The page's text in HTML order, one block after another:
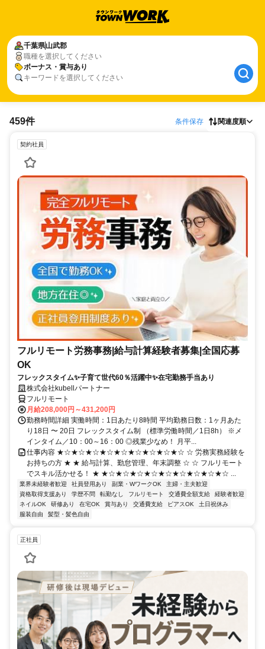
千葉県山武郡
職種を選択してください
ボーナス・賞与あり
キーワードを選択してください
459件 条件保存 関連度順
契約社員
フルリモート労務事務|給与計算経験者募集|全国応募
OK
フレックスタイム✨子育て世代60％活躍中✨在宅勤務手当あり
株式会社kubellパートナー
フルリモート
月給208,000円～431,200円
勤務時間詳細 実働時間：1日あたり8時間 平均勤務日数：1ヶ月あた
り18日 〜 20日 フレックスタイム制 （標準労働時間／1日8h） ※メ
インタイム／10：00～16：00 ◎残業少なめ！ 月平...
仕事内容 ★☆★☆★☆★☆★☆★☆★☆★☆★☆ ☆ 労務実務経験を
お持ちの方 ★ ★ 給与計算、勤怠管理、年末調整 ☆ ☆ フルリモート
でスキル活かせる！ ★ ★☆★☆★☆★☆★☆★☆★☆★☆★☆ ...
業界未経験者歓迎 社員登用あり 副業・WワークOK
主婦・主夫歓迎
資格取得支援あり
学歴不問 転勤なし フルリモート 交通費全額支給
経験者歓迎
ネイルOK
研修あり 在宅OK 賞与あり 交通費支給 ピアスOK
土日祝休み
服装自由
髪型・髪色自由
正社員